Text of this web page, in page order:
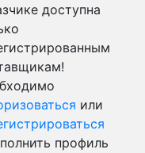
доступна
или
профиль